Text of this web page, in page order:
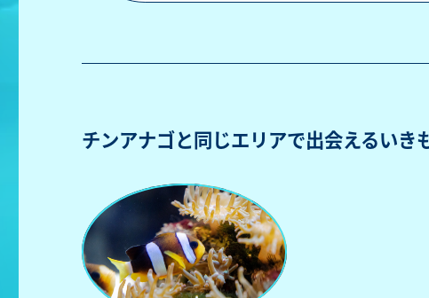
チンアナゴと同じエリアで出会えるいき